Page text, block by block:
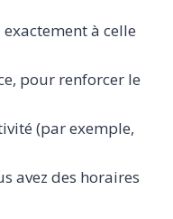
à celle
pour renforcer le
(par exemple,
avez des horaires